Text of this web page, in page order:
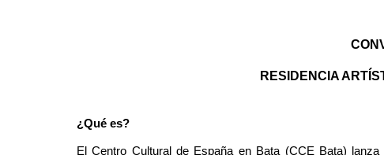
RESIDENCIA
¿Qué es?
El Centro Cultural de España en Bata (CCE Bata)